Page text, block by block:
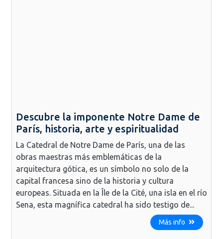
Descubre la imponente Notre Dame de
París, historia, arte y espiritualidad
La Catedral de Notre Dame de París, una de las
obras maestras más emblemáticas de la
arquitectura gótica, es un símbolo no solo de la
capital francesa sino de la historia y cultura
europeas. Situada en la Île de la Cité, una isla en el río
Sena, esta magnífica catedral ha sido testigo de...
Más info